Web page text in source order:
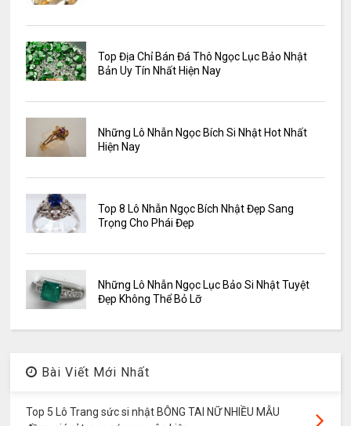
Top Địa Chỉ Bán Đá Thô Ngọc Lục Bảo Nhật
Bản Uy Tín Nhất Hiện Nay
Những Lô Nhẫn Ngọc Bích Si Nhật Hot Nhất
Hiện Nay
Top 8 Lô Nhẫn Ngọc Bích Nhật Đẹp Sang
Trọng Cho Phái Đẹp
Những Lô Nhẫn Ngọc Lục Bảo Si Nhật Tuyệt
Đẹp Không Thể Bỏ Lỡ
Bài Viết Mới Nhất
Top 5 Lô Trang sức si nhật BÔNG TAI NỮ NHIỀU MẪU